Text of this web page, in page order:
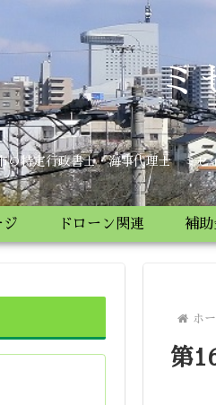
ミ
の特定行政書士・海事代理士 ミセ
ジ ドローン関連 補
ホ
第